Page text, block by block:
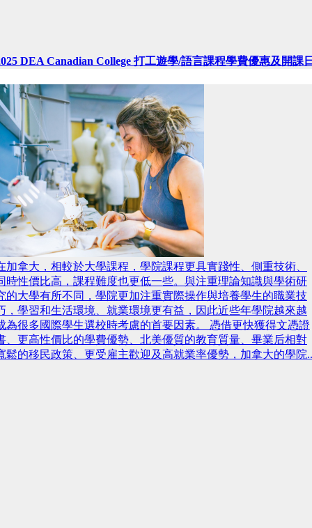
DEA Canadian College 打工遊學/語言課程學費優惠及開課
加拿大，相較於大學課程，學院課程更具實踐性、側重技術、
時性價比高，課程難度也更低一些。與注重理論知識與學術研
的大學有所不同，學院更加注重實際操作與培養學生的職業技
，學習和生活環境、就業環境更有益，因此近些年學院越來越
為很多國際學生選校時考慮的首要因素。 憑借更快獲得文憑證
、更高性價比的學費優勢、北美優質的教育質量、畢業后相對
鬆的移民政策、更受雇主歡迎及高就業率優勢，加拿大的學院